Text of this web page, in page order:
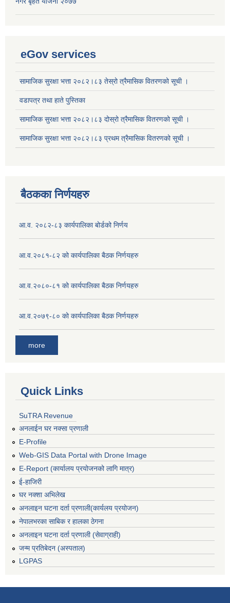
eGov services
सामाजिक सुरक्षा भत्ता २०८२।८३ तेस्रो त्रैमासिक वितरणको सूची ।
वडापत्र तथा हाते पुस्तिका
सामाजिक सुरक्षा भत्ता २०८२।८३ दोस्रो त्रैमासिक वितरणको सूची ।
सामाजिक सुरक्षा भत्ता २०८२।८३ प्रथम त्रैमासिक वितरणको सूची ।
बैठकका निर्णयहरु
आ.व. २०८२-८३ कार्यपालिका बोर्डको निर्णय
आ.व.२०८१-८२ को कार्यपालिका बैठक निर्णयहरु
आ.व.२०८०-८१ को कार्यपालिका बैठक निर्णयहरु
आ.व.२०७९-८० को कार्यपालिका बैठक निर्णयहरु
more
Quick Links
SuTRA Revenue
अनलाईन घर नक्सा प्रणाली
E-Profile
Web-GIS Data Portal with Drone Image
E-Report (कार्यालय प्रयोजनको लागि मात्र)
ई-हाजिरी
घर नक्शा अभिलेख
अनलाइन घटना दर्ता प्रणाली(कार्यलय प्रयोजन)
नेपालभरका साबिक र हालका ठेगना
अनलाइन घटना दर्ता प्रणाली (सेवाग्राही)
जन्म प्रतिबेदन (अस्पताल)
LGPAS